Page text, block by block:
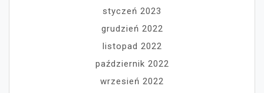
styczeń 2023
grudzień 2022
listopad 2022
październik 2022
wrzesień 2022